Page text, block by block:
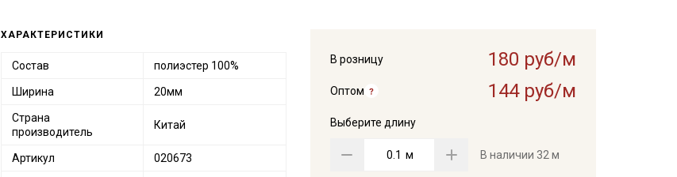
В розницу 180 руб/м
Оптом 144 руб/м
Выберите длину
м В наличии 32 м
ХАРАКТЕРИСТИКИ
Состав полиэстер 100%
Ширина 20мм
Страна
производитель
Китай
Артикул 020673